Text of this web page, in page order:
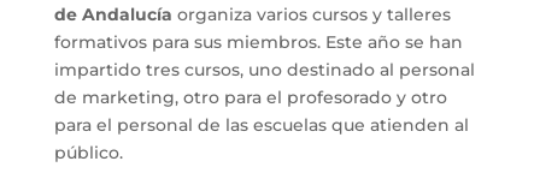
de Andalucía organiza varios cursos y talleres
formativos para sus miembros. Este año se han
impartido tres cursos, uno destinado al personal
de marketing, otro para el profesorado y otro
para el personal de las escuelas que atienden al
público.